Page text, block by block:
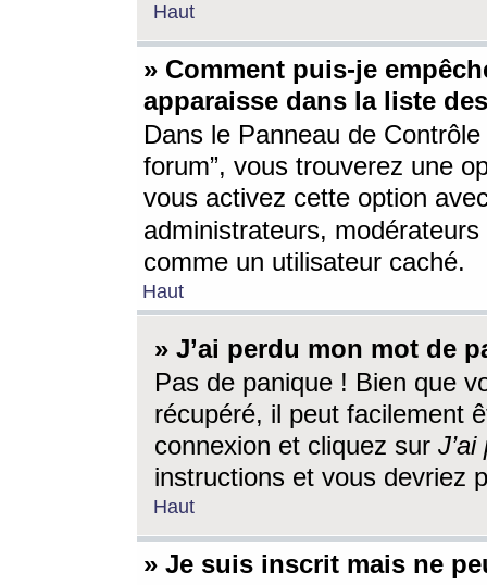
Haut
» Comment puis-je
apparaisse dans la liste
Dans le Panneau de
forum”, vous trouverez une
vous activez cette option
administrateurs,
comme un utilisateur caché.
Haut
» J’ai perdu mon mot de
Pas de panique ! Bien que
récupéré, il peut facilement
connexion et cliquez sur
instructions et vous devriez
Haut
» Je suis inscrit mais ne